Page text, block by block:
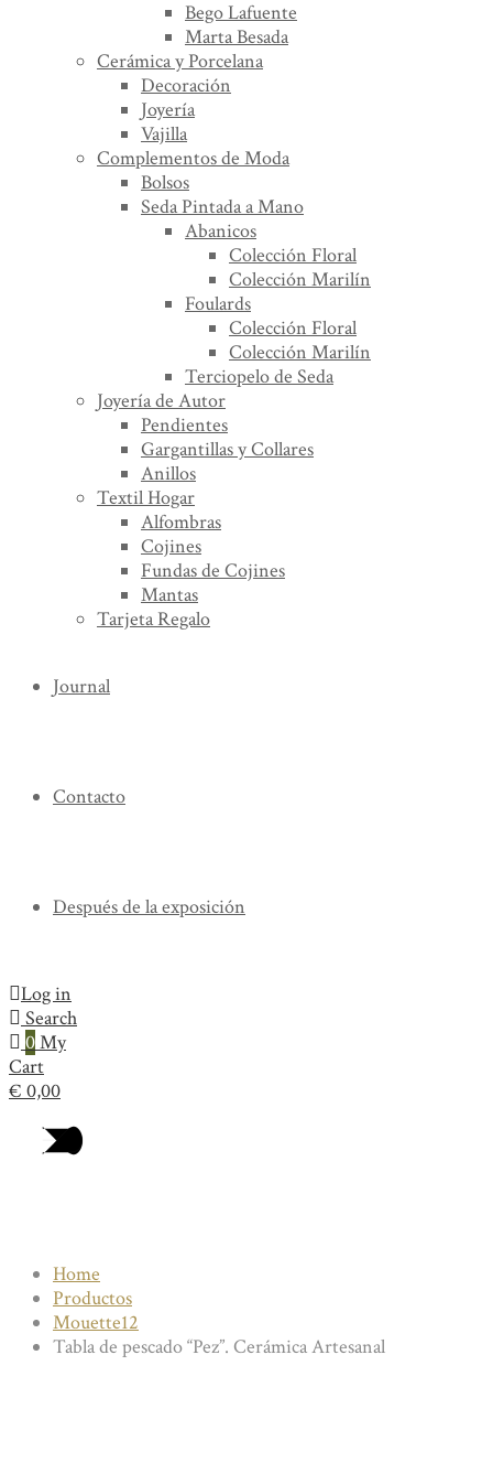
Bego Lafuente
Marta Besada
Cerámica y Porcelana
Decoración
Joyería
Vajilla
Complementos de Moda
Bolsos
Seda Pintada a Mano
Abanicos
Colección Floral
Colección Marilín
Foulards
Colección Floral
Colección Marilín
Terciopelo de Seda
Joyería de Autor
Pendientes
Gargantillas y Collares
Anillos
Textil Hogar
Alfombras
Cojines
Fundas de Cojines
Mantas
Tarjeta Regalo
Journal
Contacto
Después de la exposición
Log in
Search
0My
Cart
€ 0,00
Home
Productos
Mouette12
Tabla de pescado “Pez”. Cerámica Artesanal